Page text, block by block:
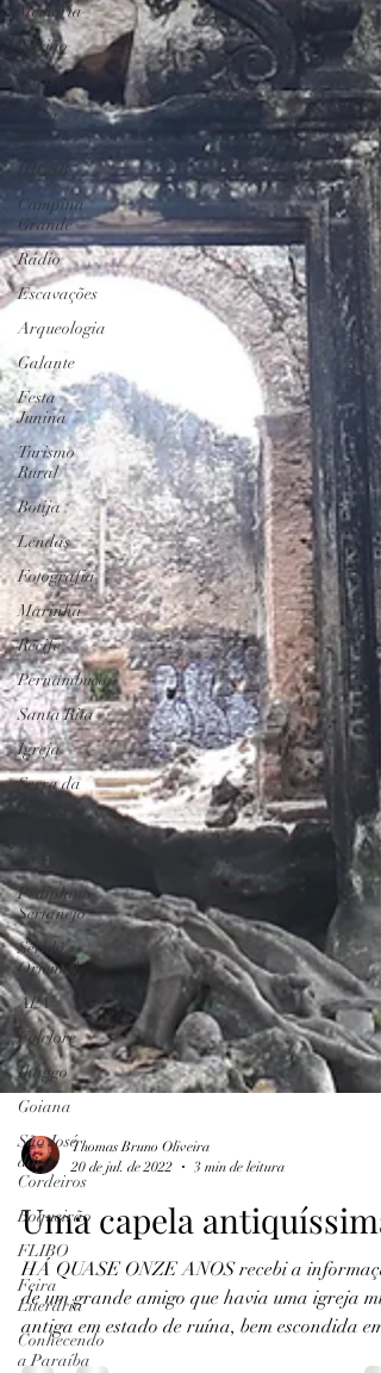
Memória
Gurjão
Cariri
Serra
Branca
IHGSB
Campina
Grande
Rádio
Escavações
Arqueologia
Galante
Festa
Junina
Turismo
Rural
Botija
Lendas
Fotografia
Marinha
Recife
Pernambuco
Santa Rita
Igreja
Serra da
do Sabugí
Pediplano
Sertanejo
Seridó
Oriental
APA
Folclore
Ihaggo
Goiana
São José
dos
Cordeiros
Boqueirão
FLIBO
Feira
Literária
Conhecendo
a Paraíba
Thomas Bruno Oliveira
20 de jul. de 2022
3 min de leitura
Uma capela antiquíssima
HÁ QUASE ONZE ANOS recebi a
de um grande amigo que havia uma igreja